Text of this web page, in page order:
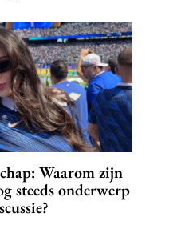
Waarom zijn
steeds onderwerp